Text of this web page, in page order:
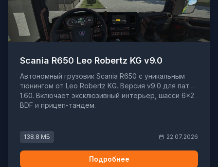
Scania R650 Leo Robertz KG v9.0
Автономный грузовик Scania R650 с уникальным
тюнингом от Leo Robertz KG. Версия v9.0 для патча
1.60. Включает эксклюзивный интерьер, шасси 6×2
BDF и прицеп-тандем.
138.8 МБ 22.07.2026
Подробнее